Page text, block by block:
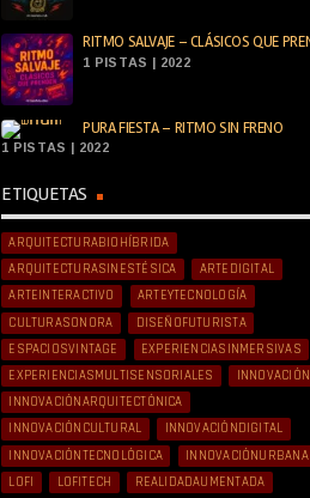
RITMO SALVAJE – CLÁSICOS QUE
1 PISTAS | 2022
PURA FIESTA – RITMO SIN FRENO
1 PISTAS | 2022
ETIQUETAS
ARQUITECTURABIOHÍBRIDA
ARQUITECTURASINESTÉSICA
ARTEDIGITAL
ARTEINTERACTIVO
ARTEYTECNOLOGÍA
CULTURASONORA
DISEÑOFUTURISTA
ESPACIOSVINTAGE
EXPERIENCIASINMERSIVAS
EXPERIENCIASMULTISENSORIALES
INNOVACIÓN
INNOVACIÓNARQUITECTÓNICA
INNOVACIÓNCULTURAL
INNOVACIÓNDIGITAL
INNOVACIÓNTECNOLÓGICA
INNOVACIÓNURBANA
LOFI
LOFITECH
REALIDADAUMENTADA